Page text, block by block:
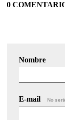
0
Nombre
E-mail No